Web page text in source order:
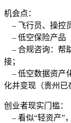
机会点：
– 飞行员、操控
– 低空保险产品
– 合规咨询：帮
接；
– 低空数据资产
化并变现（贵州已
创业者现实门槛：
– 看似“轻资产”